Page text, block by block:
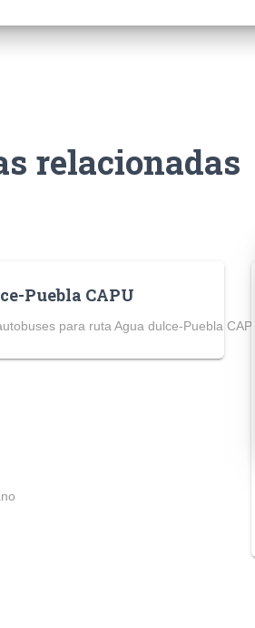
relacionadas
Puebla CAPU
para ruta Agua dulce-Puebla CAPU